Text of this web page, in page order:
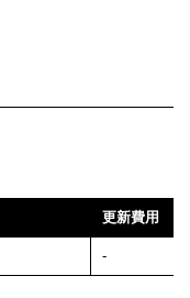
更新費用
-